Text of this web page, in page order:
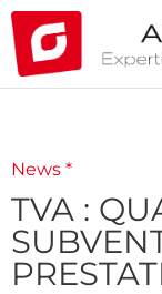
News *
TVA :